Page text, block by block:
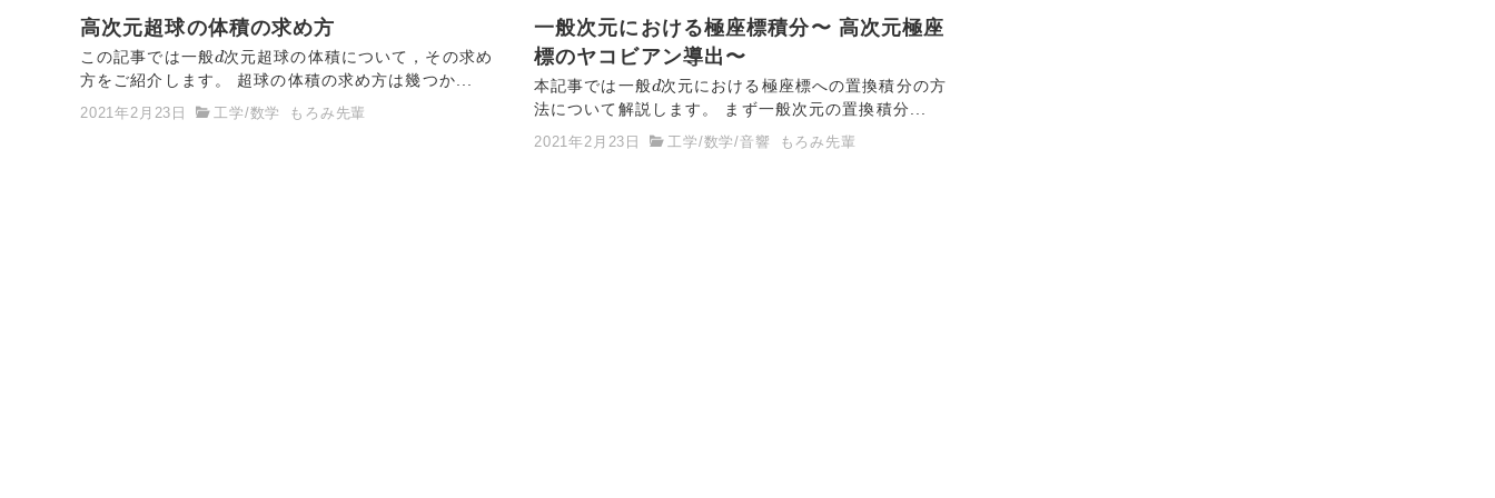
高次元超球の体積の求め方
この記事では一般dd次元超球の体積について，その求め
方をご紹介します。 超球の体積の求め方は幾つか...
2021年2月23日
工学/数学 もろみ先輩
一般次元における極座標積分〜 高次元極座
標のヤコビアン導出〜
本記事では一般dd次元における極座標への置換積分の方
法について解説します。 まず一般次元の置換積分...
2021年2月23日
工学/数学/音響 もろみ先輩